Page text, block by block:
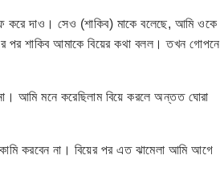
মাফ করে দাও। সেও (শাকিব) মাকে বলেছে, আমি ওকে
পর শাকিব আমাকে বিয়ের কথা বলল। তখন গোপনে
আমি মনে করেছিলাম বিয়ে করলে অন্তত ঘোরা
করবেন না। বিয়ের পর এত ঝামেলা আমি আগে